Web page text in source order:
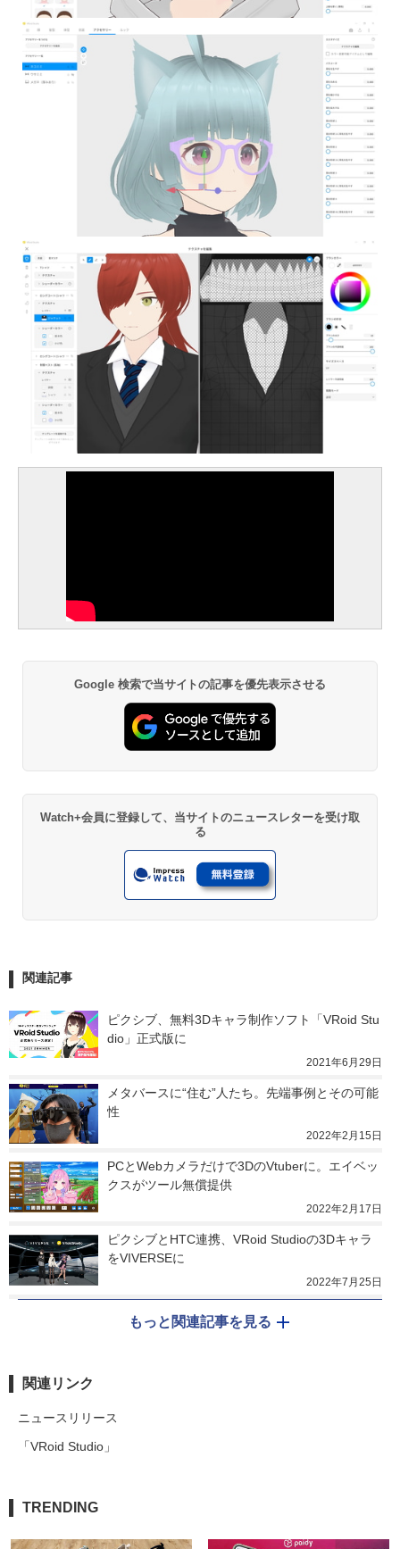
Google 検索で当サイトの記事を優先表示させる
Watch+会員に登録して、当サイトのニュースレターを受け取
る
関連記事
ピクシブ、無料3Dキャラ制作ソフト「VRoid Stu
dio」正式版に
2021年6月29日
メタバースに“住む”人たち。先端事例とその可能
性
2022年2月15日
PCとWebカメラだけで3DのVtuberに。エイベッ
クスがツール無償提供
2022年2月17日
ピクシブとHTC連携、VRoid Studioの3Dキャラ
をVIVERSEに
2022年7月25日
もっと関連記事を見る
関連リンク
ニュースリリース
「VRoid Studio」
TRENDING